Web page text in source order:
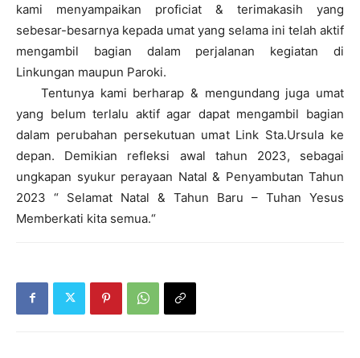
kami menyampaikan proficiat & terimakasih yang
sebesar-besarnya kepada umat yang selama ini telah aktif
mengambil bagian dalam perjalanan kegiatan di
Linkungan maupun Paroki.
Tentunya kami berharap & mengundang juga umat
yang belum terlalu aktif agar dapat mengambil bagian
dalam perubahan persekutuan umat Link Sta.Ursula ke
depan. Demikian refleksi awal tahun 2023, sebagai
ungkapan syukur perayaan Natal & Penyambutan Tahun
2023 “ Selamat Natal & Tahun Baru – Tuhan Yesus
Memberkati kita semua.“